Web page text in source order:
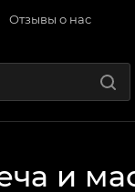
Отзывы о нас
и